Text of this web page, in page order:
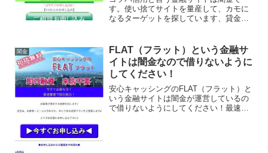
す。使い捨てサイトを量産して、カモに
なるターゲットを探しています、貸金会
業者なので、絶対に申し込まないように
してください。今現在金融庁...
闇金
FLAT（フラット）という金融サ
イトは闇金なので借りないように
してください！
安心キャッシングのFLAT（フラット）と
いう金融サイトは闇金が運営しているの
で借りないようにしてください！最速審